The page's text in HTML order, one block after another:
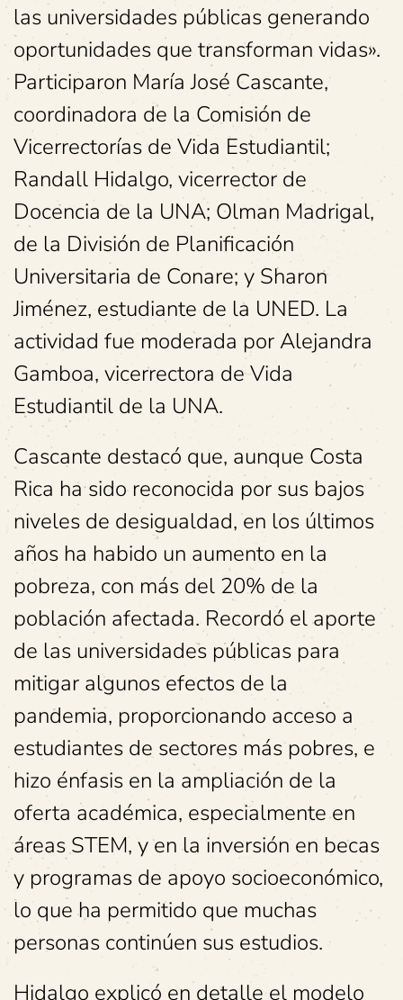
las universidades públicas generando
oportunidades que transforman vidas».
Participaron María José Cascante,
coordinadora de la Comisión de
Vicerrectorías de Vida Estudiantil;
Randall Hidalgo, vicerrector de
Docencia de la UNA; Olman Madrigal,
de la División de Planificación
Universitaria de Conare; y Sharon
Jiménez, estudiante de la UNED. La
actividad fue moderada por Alejandra
Gamboa, vicerrectora de Vida
Estudiantil de la UNA.
Cascante destacó que, aunque Costa
Rica ha sido reconocida por sus bajos
niveles de desigualdad, en los últimos
años ha habido un aumento en la
pobreza, con más del 20% de la
población afectada. Recordó el aporte
de las universidades públicas para
mitigar algunos efectos de la
pandemia, proporcionando acceso a
estudiantes de sectores más pobres, e
hizo énfasis en la ampliación de la
oferta académica, especialmente en
áreas STEM, y en la inversión en becas
y programas de apoyo socioeconómico,
lo que ha permitido que muchas
personas continúen sus estudios.
Hidalgo explicó en detalle el modelo